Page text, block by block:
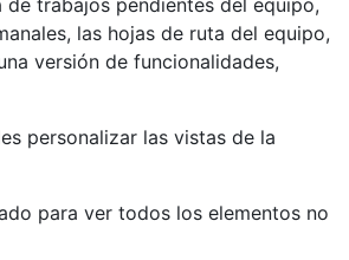
las hojas de ruta del equipo,
versión de funcionalidades,
personalizar las vistas de la
para ver todos los elementos no